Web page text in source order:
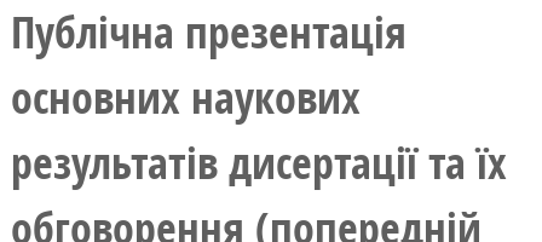
Публічна презентація
основних наукових
результатів дисертації та їх
обговорення (попередній